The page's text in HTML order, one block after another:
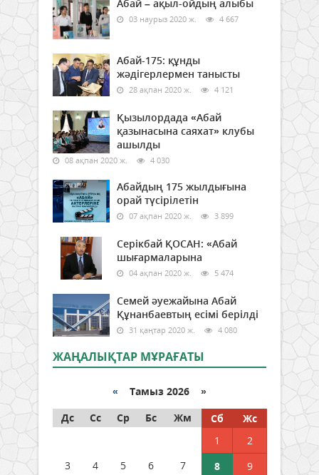
Абай – ақыл-ойдың алыбы
03 наурыз 2020 ж. 4 667
Абай-175: құнды
жәдігерлермен танысты
28 ақпан 2020 ж. 4 121
Қызылордада «Абай
қазынасына саяхат» клубы
ашылды
08 ақпан 2020 ж. 4 030
Абайдың 175 жылдығына
орай түсірілетін
07 ақпан 2020 ж. 3 899
Серікбай ҚОСАН: «Абай
шығармаларына
04 ақпан 2020 ж. 5 474
Семей әуежайына Абай
Құнанбаевтың есімі берілді
31 қаңтар 2020 ж. 4 080
ЖАҢАЛЫҚТАР МҰРАҒАТЫ
« Тамыз 2026 »
Дс
Сс Ср Бс Жм Сб
Жс
1
2
3
4 5 6 7 8
9